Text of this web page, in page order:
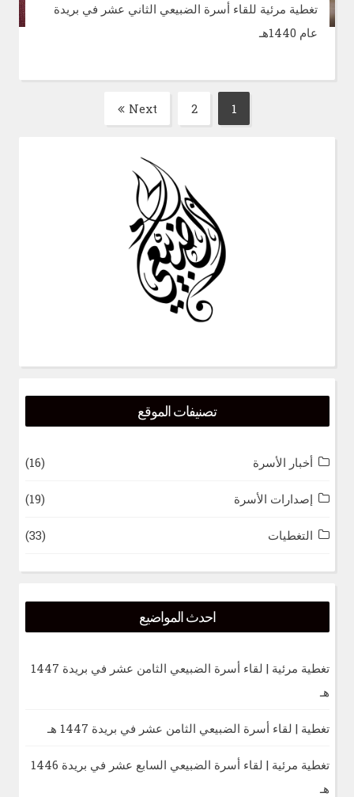
تغطية مرئية للقاء أسرة الضبيعي الثاني عشر في بريدة
عام 1440هـ
Page 1
Page 2
Next
تصنيفات الموقع
أخبار الأسرة (16)
إصدارات الأسرة (19)
التغطيات (33)
احدث المواضيع
تغطية مرئية | لقاء أسرة الضبيعي الثامن عشر في بريدة 1447
هـ
تغطية | لقاء أسرة الضبيعي الثامن عشر في بريدة 1447 هـ
تغطية مرئية | لقاء أسرة الضبيعي السابع عشر في بريدة 1446
هـ